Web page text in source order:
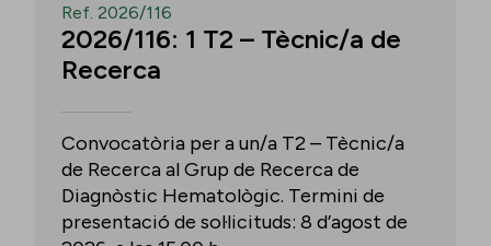
Ref. 2026/116
2026/116: 1 T2 – Tècnic/a de
Recerca
Convocatòria per a un/a T2 – Tècnic/a
de Recerca al Grup de Recerca de
Diagnòstic Hematològic. Termini de
presentació de sol·licituds: 8 d’agost de